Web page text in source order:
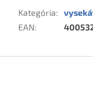
Kategória:
EAN: